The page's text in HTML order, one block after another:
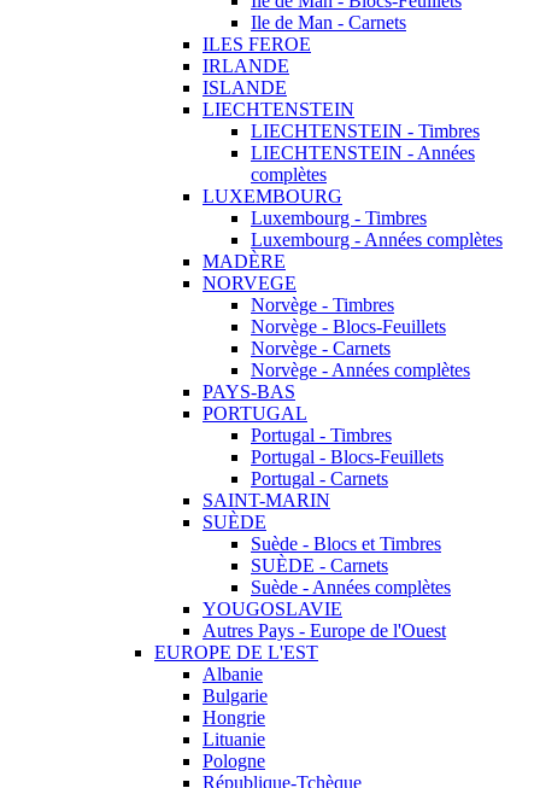
Ile de Man - Carnets
ILES FEROE
IRLANDE
ISLANDE
LIECHTENSTEIN
LIECHTENSTEIN - Timbres
LIECHTENSTEIN - Années
complètes
LUXEMBOURG
Luxembourg - Timbres
Luxembourg - Années complètes
MADÈRE
NORVEGE
Norvège - Timbres
Norvège - Blocs-Feuillets
Norvège - Carnets
Norvège - Années complètes
PAYS-BAS
PORTUGAL
Portugal - Timbres
Portugal - Blocs-Feuillets
Portugal - Carnets
SAINT-MARIN
SUÈDE
Suède - Blocs et Timbres
SUÈDE - Carnets
Suède - Années complètes
YOUGOSLAVIE
Autres Pays - Europe de l'Ouest
EUROPE DE L'EST
Albanie
Bulgarie
Hongrie
Lituanie
Pologne
République-Tchèque